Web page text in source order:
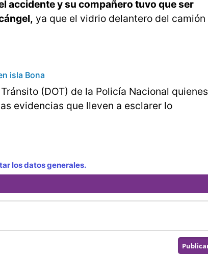
accidente y su compañero tuvo que ser
ya que el vidrio delantero del camión
isla Bona
(DOT) de la Policía Nacional quienes
evidencias que lleven a esclarer lo
los datos generales.